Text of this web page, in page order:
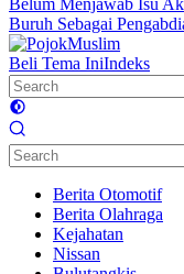
Belum Menjawab Isu
Buruh Sebagai
Beli Tema IniIndeks
Berita Otomotif
Berita Olahraga
Kejahatan
Nissan